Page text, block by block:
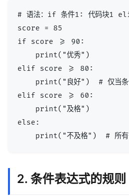
# 语法：if 条件1: 代码块1
score = 85
if score >= 90:
    print("优秀")
elif score >= 80:
print("良好")  # 仅当条
elif score >= 60:
    print("及格")
else:
2. 条件表达式的规则